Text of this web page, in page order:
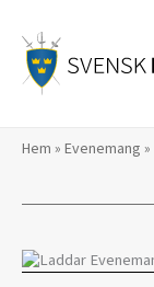
innehåll
Hem » Evenemang »